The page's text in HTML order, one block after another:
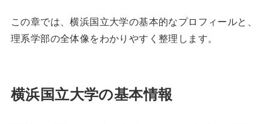
この章では、横浜国立大学の基本的なプロフィールと、
理系学部の全体像をわかりやすく整理します。
横浜国立大学の基本情報